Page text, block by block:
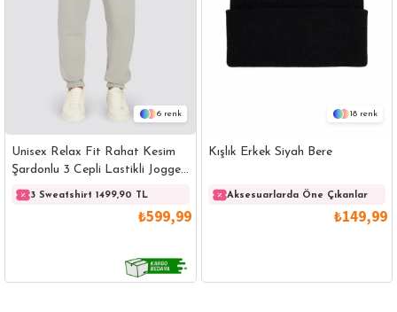
6
Unisex Relax Fit Rahat Kesim
Şardonlu 3 Cepli Lastikli Jogger
Paça Taş Renk Eşofman Altı
3 Sweatshirt 1499,90 TL 3 Sweatshirt 1499,90 TL
₺599,99
18
Kışlık Erkek Siyah Bere
Aksesuarlarda Öne Çıkanlar
₺149,99